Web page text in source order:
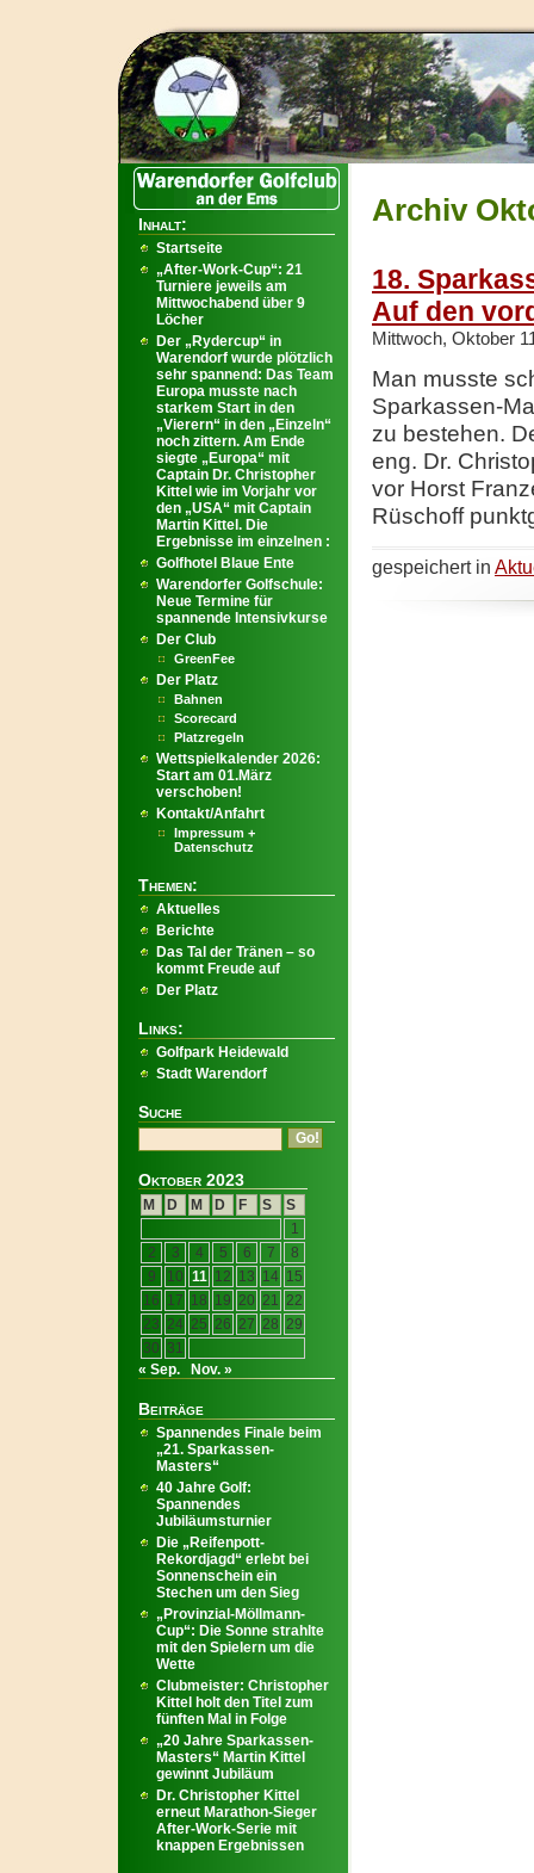
Archiv
18.
Auf den
Mittwoch, Oktober
Man musste
Sparkassen-
zu bestehen.
eng. Dr.
vor Horst
Rüschoff
gespeichert in
Inhalt:
Startseite
„After-Work-Cup“: 21
Turniere jeweils am
Mittwochabend über 9
Löcher
Der „Rydercup“ in
Warendorf wurde plötzlich
sehr spannend: Das Team
Europa musste nach
starkem Start in den
„Vierern“ in den „Einzeln“
noch zittern. Am Ende
siegte „Europa“ mit
Captain Dr. Christopher
Kittel wie im Vorjahr vor
den „USA“ mit Captain
Martin Kittel. Die
Ergebnisse im einzelnen :
Golfhotel Blaue Ente
Warendorfer Golfschule:
Neue Termine für
spannende Intensivkurse
Der Club
GreenFee
Der Platz
Bahnen
Scorecard
Platzregeln
Wettspielkalender 2026:
Start am 01.März
verschoben!
Kontakt/Anfahrt
Impressum +
Datenschutz
Themen:
Aktuelles
Berichte
Das Tal der Tränen – so
kommt Freude auf
Der Platz
Links:
Golfpark Heidewald
Stadt Warendorf
Suche
Oktober 2023
M D M D F S
S
1
2
3 4 5 6 7
8
9
10 11 12 13 14 15
16 17 18 19 20 21 22
23 24 25 26 27 28 29
30 31
« Sep.
Nov. »
Beiträge
Spannendes Finale beim
„21. Sparkassen-
Masters“
40 Jahre Golf:
Spannendes
Jubiläumsturnier
Die „Reifenpott-
Rekordjagd“ erlebt bei
Sonnenschein ein
Stechen um den Sieg
„Provinzial-Möllmann-
Cup“: Die Sonne strahlte
mit den Spielern um die
Wette
Clubmeister: Christopher
Kittel holt den Titel zum
fünften Mal in Folge
„20 Jahre Sparkassen-
Masters“ Martin Kittel
gewinnt Jubiläum
Dr. Christopher Kittel
erneut Marathon-Sieger
After-Work-Serie mit
knappen Ergebnissen